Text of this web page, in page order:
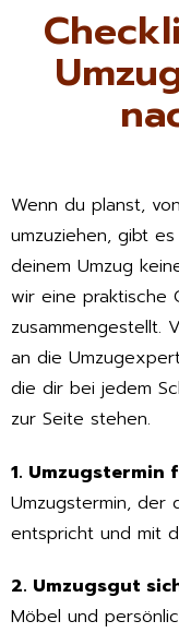
Wenn du planst,
umzuziehen, gibt
deinem Umzug
wir eine praktische
zusammengestellt.
an die
die dir bei jedem
zur Seite stehen.
1. Umzugstermin
Umzugstermin, der
entspricht und mit
2. Umzugsgut
Möbel und